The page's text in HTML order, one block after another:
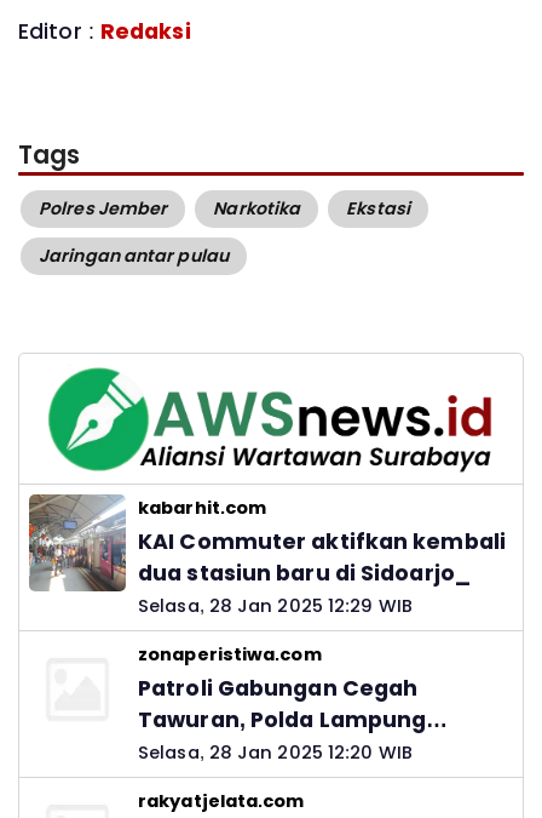
Editor : Redaksi
Tags
Polres Jember Narkotika
Ekstasi
Jaringan antar pulau
kabarhit.com
KAI Commuter aktifkan kembali
dua stasiun baru di Sidoarjo_
Selasa, 28 Jan 2025 12:29 WIB
zonaperistiwa.com
Patroli Gabungan Cegah
Tawuran, Polda Lampung
Ingatkan Peran Orang Tua
Selasa, 28 Jan 2025 12:20 WIB
rakyatjelata.com